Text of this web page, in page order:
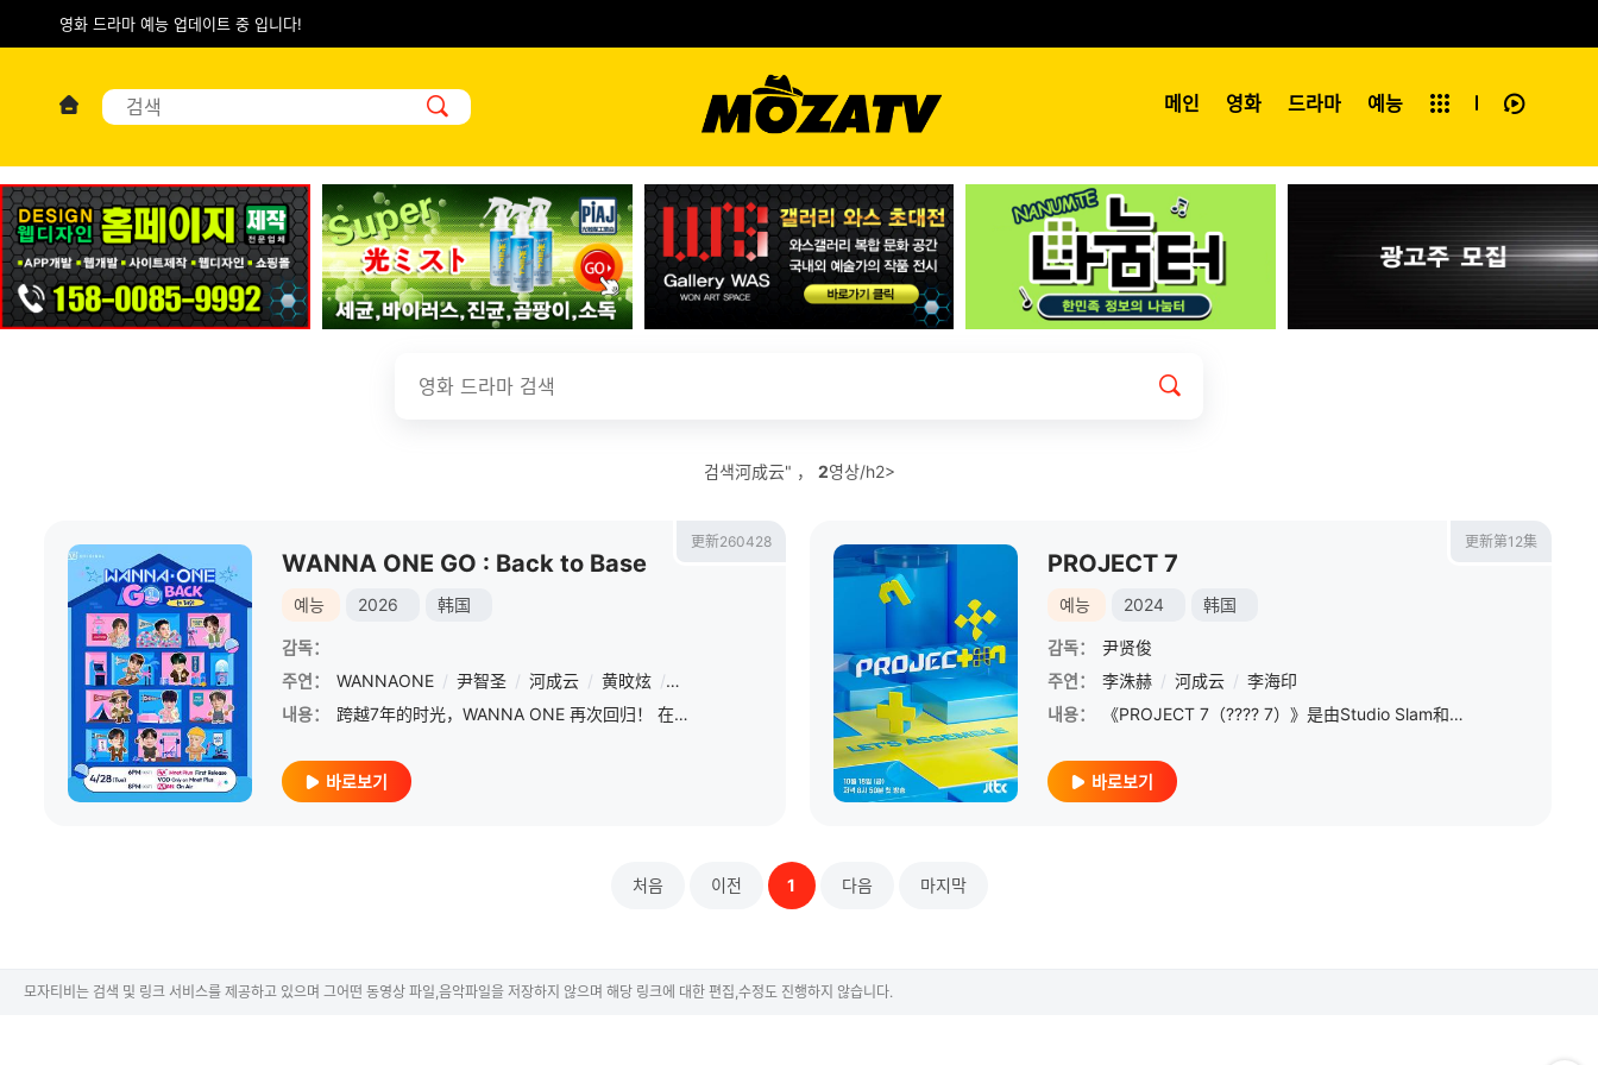
영화 드라마 예능 업데이트 중 입니다!
메인 영화 드라마 예능
전체보기
검색河成云" ， 2영상/h2>
更新260428
WANNA ONE GO : Back to Base
예능 2026 韩国
감독：
주연：
WANNAONE / 尹智圣 / 河成云 / 黄旼炫 / 邕圣祐 姜丹尼尔 / 朴志训 / 朴佑镇 裴珍映 / 李大辉 / 赖冠霖
내용：
跨越7年的时光，WANNA ONE 再次回归！ 在充满WANNA ONE 浪漫的全新基地，WANNA ONE 的故事再次开始。 會在各自位置上以“我&quot;的身份活动的成员们，如今再次相聚
바로보기
更新第12集
PROJECT 7
예능 2024 韩国
감독：
尹贤俊
주연：
李洙赫 / 河成云 / 李海印
내용：
《PROJECT 7（???? 7）》是由Studio Slam和SLL制作的全球男子组合选秀节目，2024年10月18日在韩国JTBC电视台播出。
바로보기
처음 이전 1 다음 마지막
모자티비는 검색 및 링크 서비스를 제공하고 있으며 그어떤 동영상 파일,음악파일을 저장하지 않으며 해당 링크에 대한 편집,수정도 진행하지 않습니다.